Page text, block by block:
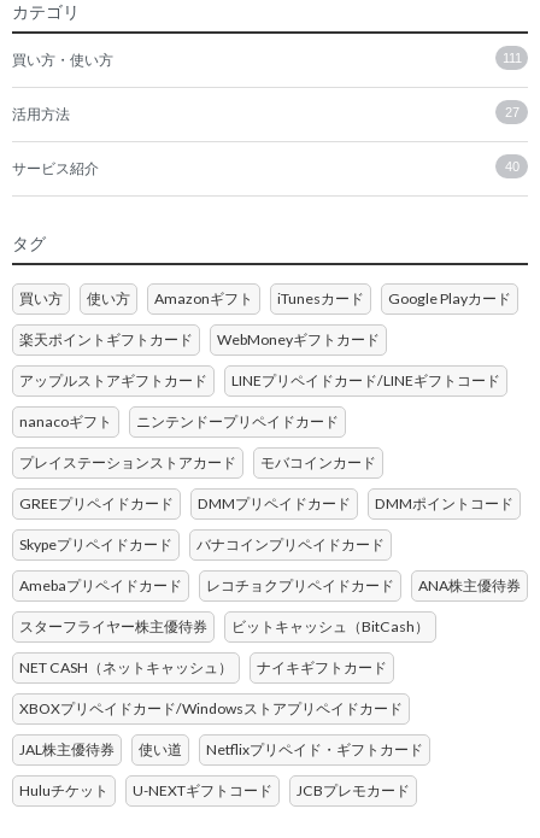
カテゴリ
買い方・使い方 111
活用方法 27
サービス紹介 40
タグ
買い方 使い方 Amazonギフト iTunesカード Google Playカード
楽天ポイントギフトカード WebMoneyギフトカード
アップルストアギフトカード LINEプリペイドカード/LINEギフトコード
nanacoギフト ニンテンドープリペイドカード
プレイステーションストアカード モバコインカード
GREEプリペイドカード DMMプリペイドカード DMMポイントコード
Skypeプリペイドカード バナコインプリペイドカード
Amebaプリペイドカード レコチョクプリペイドカード ANA株主優待券
スターフライヤー株主優待券 ビットキャッシュ（BitCash）
NET CASH（ネットキャッシュ） ナイキギフトカード
XBOXプリペイドカード/Windowsストアプリペイドカード
JAL株主優待券 使い道 Netflixプリペイド・ギフトカード
Huluチケット U-NEXTギフトコード JCBプレモカード